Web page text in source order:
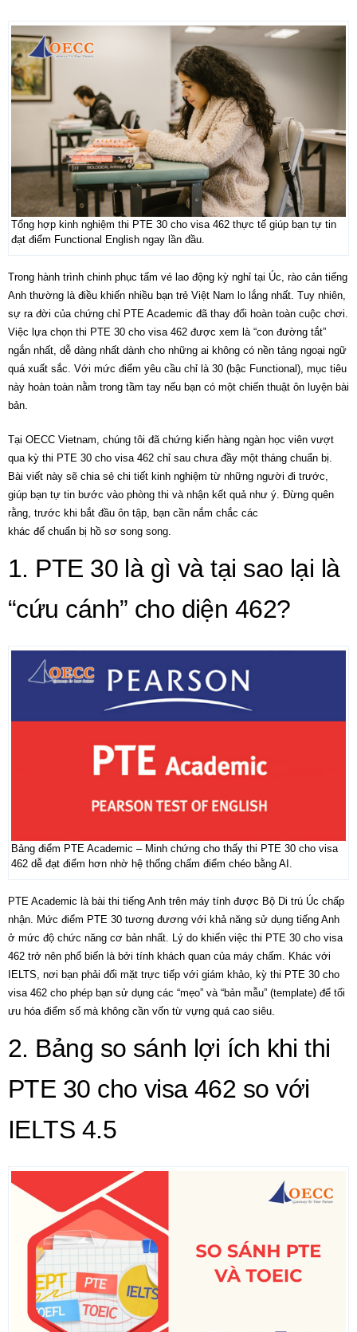
Tổng hợp kinh nghiệm thi PTE 30 cho visa 462 thực tế giúp bạn tự tin
đạt điểm Functional English ngay lần đầu.
Trong hành trình chinh phục tấm vé lao động kỳ nghỉ tại Úc, rào cản tiếng
Anh thường là điều khiến nhiều bạn trẻ Việt Nam lo lắng nhất. Tuy nhiên,
sự ra đời của chứng chỉ PTE Academic đã thay đổi hoàn toàn cuộc chơi.
Việc lựa chọn thi PTE 30 cho visa 462 được xem là “con đường tắt”
ngắn nhất, dễ dàng nhất dành cho những ai không có nền tảng ngoại ngữ
quá xuất sắc. Với mức điểm yêu cầu chỉ là 30 (bậc Functional), mục tiêu
này hoàn toàn nằm trong tầm tay nếu bạn có một chiến thuật ôn luyện bài
bản.
Tại OECC Vietnam, chúng tôi đã chứng kiến hàng ngàn học viên vượt
qua kỳ thi PTE 30 cho visa 462 chỉ sau chưa đầy một tháng chuẩn bị.
Bài viết này sẽ chia sẻ chi tiết kinh nghiệm từ những người đi trước,
giúp bạn tự tin bước vào phòng thi và nhận kết quả như ý. Đừng quên
rằng, trước khi bắt đầu ôn tập, bạn cần nắm chắc các
khác để chuẩn bị hồ sơ song song.
1. PTE 30 là gì và tại sao lại là
“cứu cánh” cho diện 462?
Bảng điểm PTE Academic – Minh chứng cho thấy thi PTE 30 cho visa
462 dễ đạt điểm hơn nhờ hệ thống chấm điểm chéo bằng AI.
PTE Academic là bài thi tiếng Anh trên máy tính được Bộ Di trú Úc chấp
nhận. Mức điểm PTE 30 tương đương với khả năng sử dụng tiếng Anh
ở mức độ chức năng cơ bản nhất. Lý do khiến việc thi PTE 30 cho visa
462 trở nên phổ biến là bởi tính khách quan của máy chấm. Khác với
IELTS, nơi bạn phải đối mặt trực tiếp với giám khảo, kỳ thi PTE 30 cho
visa 462 cho phép bạn sử dụng các “mẹo” và “bản mẫu” (template) để tối
ưu hóa điểm số mà không cần vốn từ vựng quá cao siêu.
2. Bảng so sánh lợi ích khi thi
PTE 30 cho visa 462 so với
IELTS 4.5